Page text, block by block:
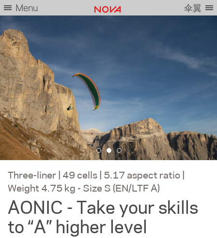
Menu 伞翼
Three-liner | 49 cells | 5.17 aspect ratio |
Weight 4.75 kg - Size S (EN/LTF A)
AONIC - Take your skills
to “A” higher level